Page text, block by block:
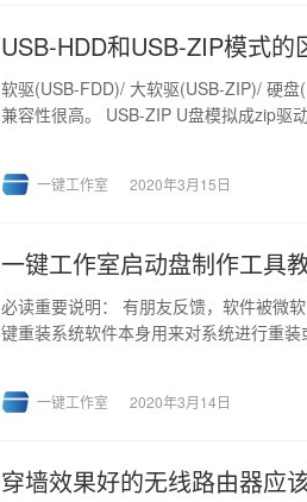
USB-HDD和USB-ZIP模式的
软驱(USB-FDD)/ 大软驱(USB-ZIP)/ 硬盘
兼容性很高。 USB-ZIP U盘模拟成zip驱
一键工作室 2020年3月15日
一键工作室启动盘制作工具
必读重要说明： 有朋友反馈，软件被微
键重装系统软件本身用来对系统进行重
一键工作室 2020年3月14日
穿墙效果好的无线路由器应